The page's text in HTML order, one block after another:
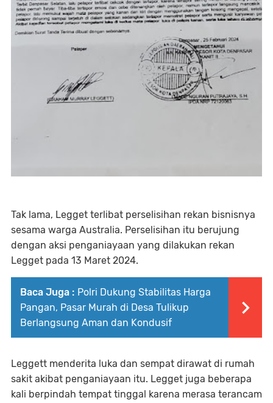
Tak lama, Legget terlibat perselisihan rekan bisnisnya
sesama warga Australia. Perselisihan itu berujung
dengan aksi penganiayaan yang dilakukan rekan
Legget pada 13 Maret 2024.
Baca Juga : Polri Dukung Stabilitas Harga
Pangan, Pasar Murah di Desa Tulikup
Berlangsung Aman dan Kondusif
Leggett menderita luka dan sempat dirawat di rumah
sakit akibat penganiayaan itu. Legget juga beberapa
kali berpindah tempat tinggal karena merasa terancam